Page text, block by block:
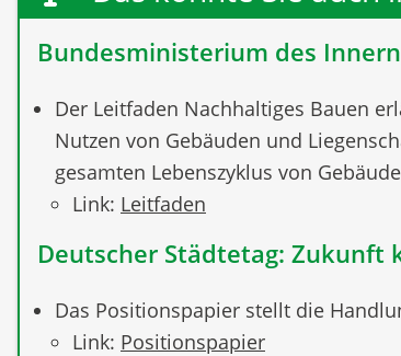
Bundesministerium des
Der Leitfaden Nachhaltiges Bauen
Nutzen von Gebäuden und
gesamten Lebenszyklus von
Link: Leitfaden
Deutscher Städtetag: Zukunft
Das Positionspapier stellt die
Link: Positionspapier